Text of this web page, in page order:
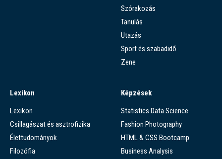
Szórakozás
Tanulás
Utazás
Sport és szabadidő
Zene
Lexikon
Lexikon
Csillagászat és asztrofizika
Élettudományok
Filozófia
Képzések
Statistics Data Science
Fashion Photography
HTML & CSS Bootcamp
Business Analysis